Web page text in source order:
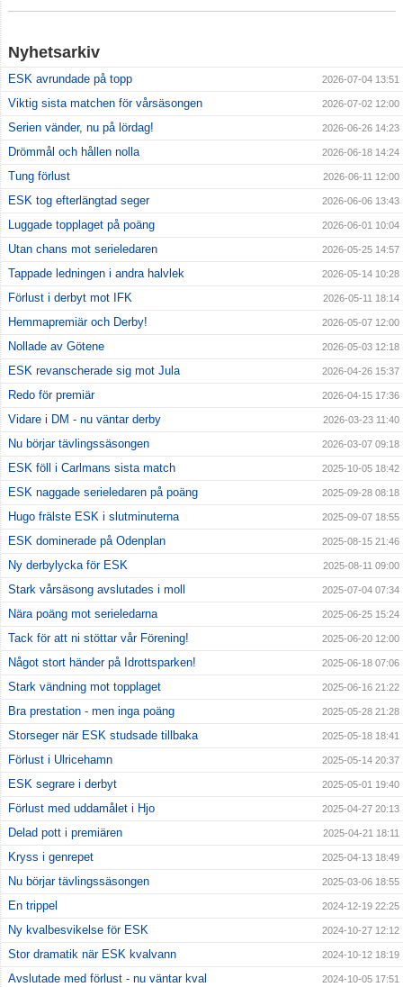
Nyhetsarkiv
ESK avrundade på topp 2026-07-04 13:51
Viktig sista matchen för vårsäsongen 2026-07-02 12:00
Serien vänder, nu på lördag! 2026-06-26 14:23
Drömmål och hållen nolla 2026-06-18 14:24
Tung förlust 2026-06-11 12:00
ESK tog efterlängtad seger 2026-06-06 13:43
Luggade topplaget på poäng 2026-06-01 10:04
Utan chans mot serieledaren 2026-05-25 14:57
Tappade ledningen i andra halvlek 2026-05-14 10:28
Förlust i derbyt mot IFK 2026-05-11 18:14
Hemmapremiär och Derby! 2026-05-07 12:00
Nollade av Götene 2026-05-03 12:18
ESK revanscherade sig mot Jula 2026-04-26 15:37
Redo för premiär 2026-04-15 17:36
Vidare i DM - nu väntar derby 2026-03-23 11:40
Nu börjar tävlingssäsongen 2026-03-07 09:18
ESK föll i Carlmans sista match 2025-10-05 18:42
ESK naggade serieledaren på poäng 2025-09-28 08:18
Hugo frälste ESK i slutminuterna 2025-09-07 18:55
ESK dominerade på Odenplan 2025-08-15 21:46
Ny derbylycka för ESK 2025-08-11 09:00
Stark vårsäsong avslutades i moll 2025-07-04 07:34
Nära poäng mot serieledarna 2025-06-25 15:24
Tack för att ni stöttar vår Förening! 2025-06-20 12:00
Något stort händer på Idrottsparken! 2025-06-18 07:06
Stark vändning mot topplaget 2025-06-16 21:22
Bra prestation - men inga poäng 2025-05-28 21:28
Storseger när ESK studsade tillbaka 2025-05-18 18:41
Förlust i Ulricehamn 2025-05-14 20:37
ESK segrare i derbyt 2025-05-01 19:40
Förlust med uddamålet i Hjo 2025-04-27 20:13
Delad pott i premiären 2025-04-21 18:11
Kryss i genrepet 2025-04-13 18:49
Nu börjar tävlingssäsongen 2025-03-06 18:55
En trippel 2024-12-19 22:25
Ny kvalbesvikelse för ESK 2024-10-27 12:12
Stor dramatik när ESK kvalvann 2024-10-12 18:19
Avslutade med förlust - nu väntar kval 2024-10-05 17:51